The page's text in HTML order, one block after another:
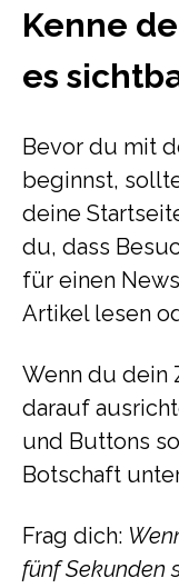
Kenne
es
Bevor du mit
beginnst,
deine
du, dass
für einen
Artikel lesen
Wenn du dein
darauf
und Buttons
Botschaft
Frag dich:
fünf Sekunden